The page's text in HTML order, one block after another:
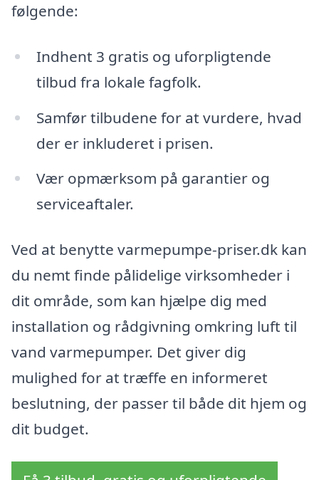
følgende:
Indhent 3 gratis og uforpligtende
tilbud fra lokale fagfolk.
Samfør tilbudene for at vurdere, hvad
der er inkluderet i prisen.
Vær opmærksom på garantier og
serviceaftaler.
Ved at benytte varmepumpe-priser.dk kan
du nemt finde pålidelige virksomheder i
dit område, som kan hjælpe dig med
installation og rådgivning omkring luft til
vand varmepumper. Det giver dig
mulighed for at træffe en informeret
beslutning, der passer til både dit hjem og
dit budget.